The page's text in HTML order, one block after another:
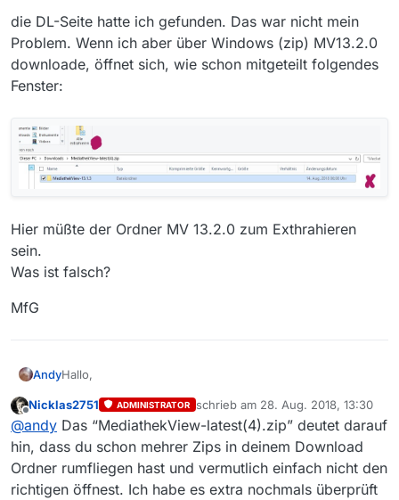
die DL-Seite hatte ich gefunden. Das war nicht mein
Problem. Wenn ich aber über Windows (zip) MV13.2.0
downloade, öffnet sich, wie schon mitgeteilt folgendes
Fenster:
Hier müßte der Ordner MV 13.2.0 zum Exthrahieren
sein.
Was ist falsch?
MfG
AndyHallo,
die DL-Seite hatte ich gefunden. Das war nicht mein
Problem. Wenn ich aber über Windows (zip) MV13.2.0
downloade, öffnet sich, wie schon mitgeteilt folgendes
Fenster:
Offline
Nicklas2751 ADMINISTRATOR schrieb am 28. Aug. 2018, 13:30
zuletzt editiert von
@andy Das “MediathekView-latest(4).zip” deutet darauf
hin, dass du schon mehrer Zips in deinem Download
Ordner rumfliegen hast und vermutlich einfach nicht den
richtigen öffnest. Ich habe es extra nochmals überprüft